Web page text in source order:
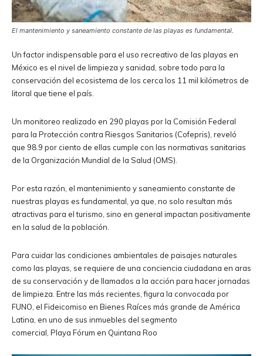
El mantenimiento y saneamiento constante de las playas es fundamental.
Un factor indispensable para el uso recreativo de las playas en
México es el nivel de limpieza y sanidad, sobre todo para la
conservación del ecosistema de los cerca los 11 mil kilómetros de
litoral que tiene el país.
Un monitoreo realizado en 290 playas por la Comisión Federal
para la Protección contra Riesgos Sanitarios (Cofepris), reveló
que 98.9 por ciento de ellas cumple con las normativas sanitarias
de la Organización Mundial de la Salud (OMS).
Por esta razón, el mantenimiento y saneamiento constante de
nuestras playas es fundamental, ya que, no solo resultan más
atractivas para el turismo, sino en general impactan positivamente
en la salud de la población.
Para cuidar las condiciones ambientales de paisajes naturales
como las playas, se requiere de una conciencia ciudadana en aras
de su conservación y de llamados a la acción para hacer jornadas
de limpieza. Entre las más recientes, figura la convocada por
FUNO, el Fideicomiso en Bienes Raíces más grande de América
Latina, en uno de sus inmuebles del segmento
comercial, Playa Fórum en Quintana Roo